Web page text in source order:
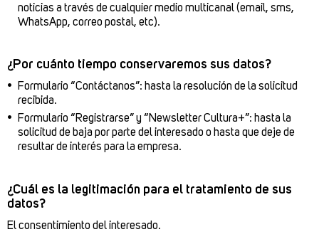
noticias a través de cualquier medio multicanal (email, sms,
WhatsApp, correo postal, etc).
¿Por cuánto tiempo conservaremos sus datos?
Formulario “Contáctanos”: hasta la resolución de la solicitud
recibida.
Formulario “Registrarse” y “Newsletter Cultura+”: hasta la
solicitud de baja por parte del interesado o hasta que deje de
resultar de interés para la empresa.
¿Cuál es la legitimación para el tratamiento de sus
datos?
El consentimiento del interesado.